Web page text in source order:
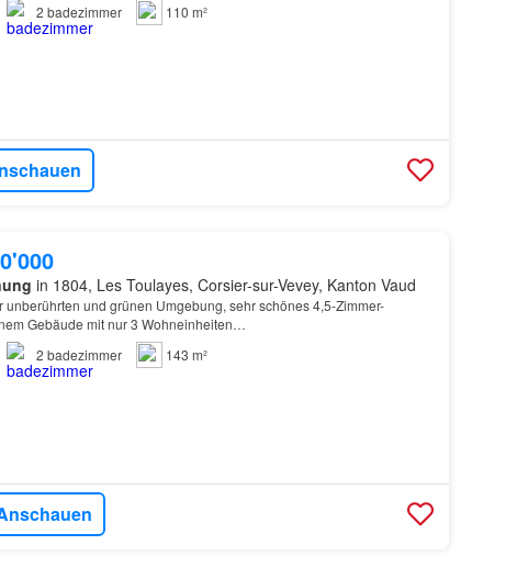
2 badezimmer
110 m²
in 1804, Les Toulayes, Corsier-sur-Vevey, Kanton Vaud
unberührten und grünen Umgebung, sehr schönes 4,5-Zimmer-
Gebäude mit nur 3 Wohneinheiten…
2 badezimmer
143 m²